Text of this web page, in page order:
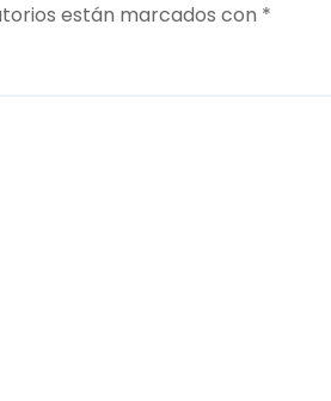
están marcados con *